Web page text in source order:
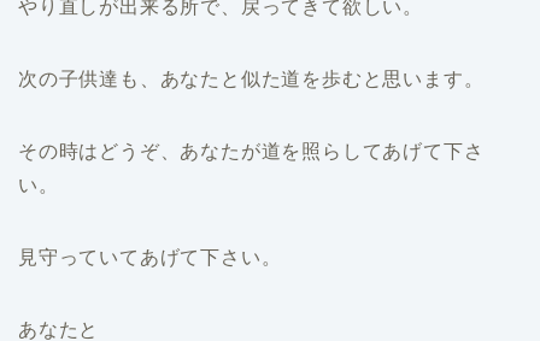
やり直しが出来る所で、戻ってきて欲しい。
次の子供達も、あなたと似た道を歩むと思います。
その時はどうぞ、あなたが道を照らしてあげて下さ
い。
見守っていてあげて下さい。
あなたと